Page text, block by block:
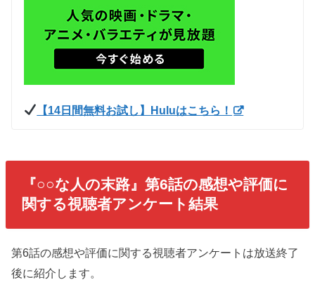
【14日間無料お試し】Huluはこちら！
『○○な人の末路』第6話の感想や評価に
関する視聴者アンケート結果
第6話の感想や評価に関する視聴者アンケートは放送終了
後に紹介します。